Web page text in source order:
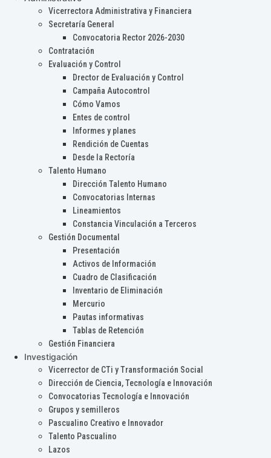
Vicerrectora Administrativa y Financiera
Secretaría General
Convocatoria Rector 2026-2030
Contratación
Evaluación y Control
Drector de Evaluación y Control
Campaña Autocontrol
Cómo Vamos
Entes de control
Informes y planes
Rendición de Cuentas
Desde la Rectoría
Talento Humano
Dirección Talento Humano
Convocatorias Internas
Lineamientos
Constancia Vinculación a Terceros
Gestión Documental
Presentación
Activos de Información
Cuadro de Clasificación
Inventario de Eliminación
Mercurio
Pautas informativas
Tablas de Retención
Gestión Financiera
Investigación
Vicerrector de CTi y Transformación Social
Dirección de Ciencia, Tecnología e Innovación
Convocatorias Tecnología e Innovación
Grupos y semilleros
Pascualino Creativo e Innovador
Talento Pascualino
Lazos